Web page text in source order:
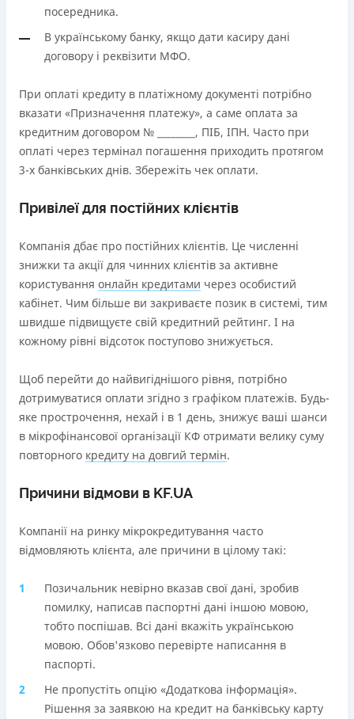
посередника.
В українському банку, якщо дати касиру дані
договору і реквізити МФО.
При оплаті кредиту в платіжному документі потрібно
вказати «Призначення платежу», а саме оплата за
кредитним договором № ________, ПІБ, ІПН. Часто при
оплаті через термінал погашення приходить протягом
3-х банківських днів. Збережіть чек оплати.
Привілеї для постійних клієнтів
Компанія дбає про постійних клієнтів. Це численні
знижки та акції для чинних клієнтів за активне
користування онлайн кредитами через особистий
кабінет. Чим більше ви закриваєте позик в системі, тим
швидше підвищуєте свій кредитний рейтинг. І на
кожному рівні відсоток поступово знижується.
Щоб перейти до найвигіднішого рівня, потрібно
дотримуватися оплати згідно з графіком платежів. Будь-
яке прострочення, нехай і в 1 день, знижує ваші шанси
в мікрофінансової організації КФ отримати велику суму
повторного кредиту на довгий термін.
Причини відмови в KF.UA
Компанії на ринку мікрокредитування часто
відмовляють клієнта, але причини в цілому такі:
Позичальник невірно вказав свої дані, зробив
помилку, написав паспортні дані іншою мовою,
тобто поспішав. Всі дані вкажіть українською
мовою. Обов'язково перевірте написання в
паспорті.
Не пропустіть опцію «Додаткова інформація».
Рішення за заявкою на кредит на банківську карту